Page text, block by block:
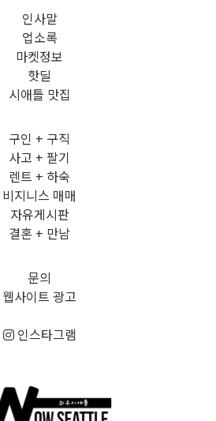
인사말
업소록
마켓정보
핫딜
시애틀 맛집
구인 + 구직
사고 + 팔기
렌트 + 하숙
비지니스 매매
자유게시판
결혼 + 만남
문의
웹사이트 광고
인스타그램